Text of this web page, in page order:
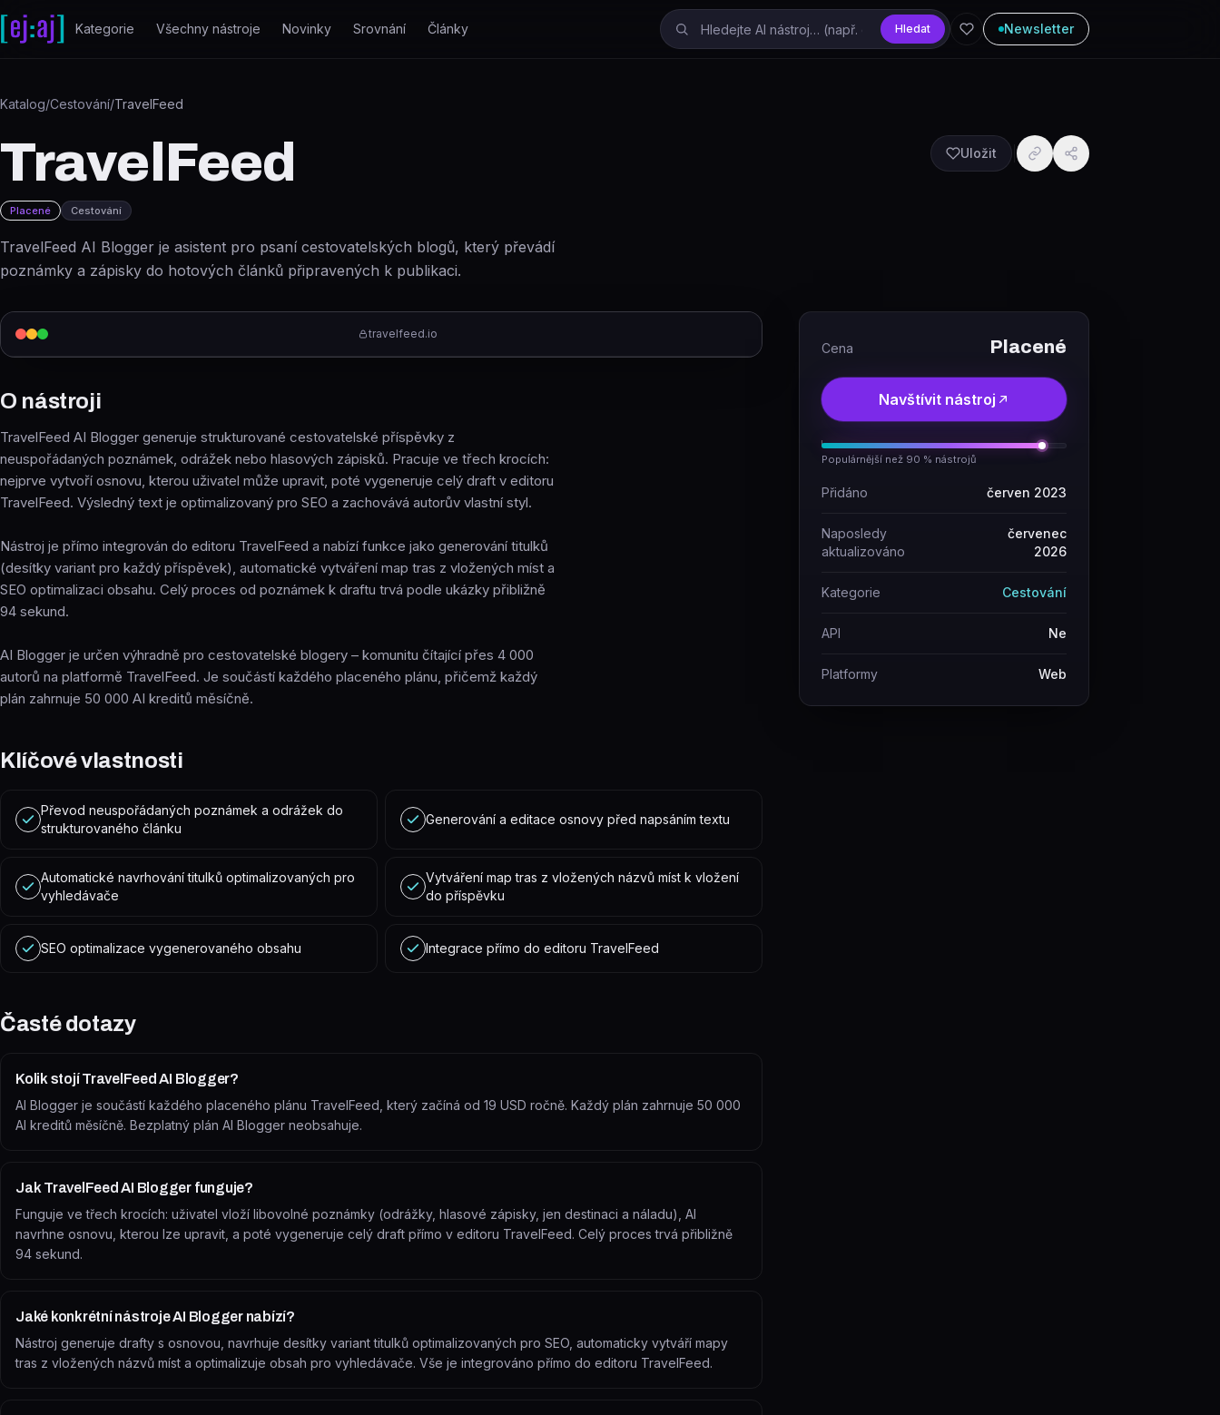
Přeskočit na obsah
Kategorie Všechny nástroje Novinky Srovnání Články Hledat Newsletter
Katalog/Cestování/TravelFeed
TravelFeed
Placené Cestování
TravelFeed AI Blogger je asistent pro psaní cestovatelských blogů, který převádí
poznámky a zápisky do hotových článků připravených k publikaci.
Uložit
travelfeed.io
O nástroji
TravelFeed AI Blogger generuje strukturované cestovatelské příspěvky z
neuspořádaných poznámek, odrážek nebo hlasových zápisků. Pracuje ve třech krocích:
nejprve vytvoří osnovu, kterou uživatel může upravit, poté vygeneruje celý draft v editoru
TravelFeed. Výsledný text je optimalizovaný pro SEO a zachovává autorův vlastní styl.
Nástroj je přímo integrován do editoru TravelFeed a nabízí funkce jako generování titulků
(desítky variant pro každý příspěvek), automatické vytváření map tras z vložených míst a
SEO optimalizaci obsahu. Celý proces od poznámek k draftu trvá podle ukázky přibližně
94 sekund.
AI Blogger je určen výhradně pro cestovatelské blogery – komunitu čítající přes 4 000
autorů na platformě TravelFeed. Je součástí každého placeného plánu, přičemž každý
plán zahrnuje 50 000 AI kreditů měsíčně.
Klíčové vlastnosti
Převod neuspořádaných poznámek a odrážek do
strukturovaného článku
Generování a editace osnovy před napsáním textu
Automatické navrhování titulků optimalizovaných pro
vyhledávače
Vytváření map tras z vložených názvů míst k vložení
do příspěvku
SEO optimalizace vygenerovaného obsahu Integrace přímo do editoru TravelFeed
Časté dotazy
Kolik stojí TravelFeed AI Blogger?
AI Blogger je součástí každého placeného plánu TravelFeed, který začíná od 19 USD ročně. Každý plán zahrnuje 50 000
AI kreditů měsíčně. Bezplatný plán AI Blogger neobsahuje.
Jak TravelFeed AI Blogger funguje?
Funguje ve třech krocích: uživatel vloží libovolné poznámky (odrážky, hlasové zápisky, jen destinaci a náladu), AI
navrhne osnovu, kterou lze upravit, a poté vygeneruje celý draft přímo v editoru TravelFeed. Celý proces trvá přibližně
94 sekund.
Jaké konkrétní nástroje AI Blogger nabízí?
Nástroj generuje drafty s osnovou, navrhuje desítky variant titulků optimalizovaných pro SEO, automaticky vytváří mapy
tras z vložených názvů míst a optimalizuje obsah pro vyhledávače. Vše je integrováno přímo do editoru TravelFeed.
Cena Placené
Navštívit nástroj
Populárnější než 90 % nástrojů
Přidáno červen 2023
Naposledy
aktualizováno
červenec
2026
Kategorie Cestování
API Ne
Platformy Web